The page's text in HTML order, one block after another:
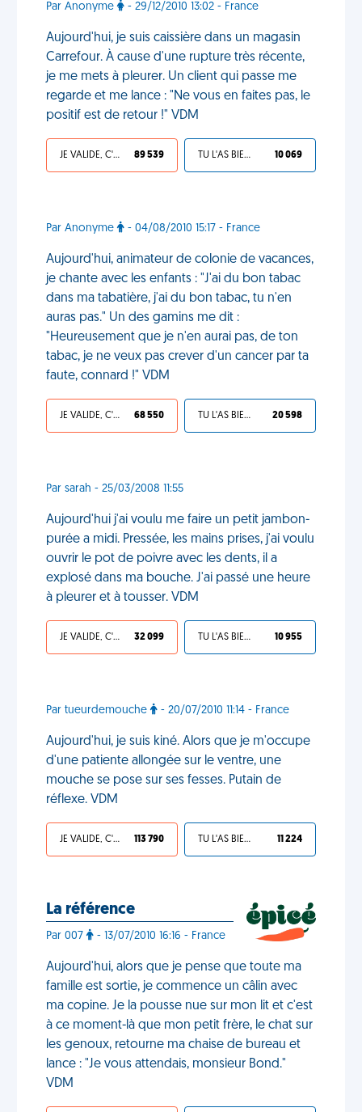
Par Anonyme - 29/12/2010 13:02 - France
Aujourd'hui, je suis caissière dans un magasin
Carrefour. À cause d'une rupture très récente,
je me mets à pleurer. Un client qui passe me
regarde et me lance : "Ne vous en faites pas, le
positif est de retour !" VDM
JE VALIDE, C'EST UNE VDM 89 539 TU L'AS BIEN MÉRITÉ 10 069
Par Anonyme - 04/08/2010 15:17 - France
Aujourd'hui, animateur de colonie de vacances,
je chante avec les enfants : "J'ai du bon tabac
dans ma tabatière, j'ai du bon tabac, tu n'en
auras pas." Un des gamins me dit :
"Heureusement que je n'en aurai pas, de ton
tabac, je ne veux pas crever d'un cancer par ta
faute, connard !" VDM
JE VALIDE, C'EST UNE VDM 68 550 TU L'AS BIEN MÉRITÉ 20 598
Par sarah - 25/03/2008 11:55
Aujourd'hui j'ai voulu me faire un petit jambon-
purée a midi. Pressée, les mains prises, j'ai voulu
ouvrir le pot de poivre avec les dents, il a
explosé dans ma bouche. J'ai passé une heure
à pleurer et à tousser. VDM
JE VALIDE, C'EST UNE VDM 32 099 TU L'AS BIEN MÉRITÉ 10 955
Par tueurdemouche - 20/07/2010 11:14 - France
Aujourd'hui, je suis kiné. Alors que je m'occupe
d'une patiente allongée sur le ventre, une
mouche se pose sur ses fesses. Putain de
réflexe. VDM
JE VALIDE, C'EST UNE VDM 113 790 TU L'AS BIEN MÉRITÉ 11 224
La référence
Par 007 - 13/07/2010 16:16 - France
Aujourd'hui, alors que je pense que toute ma
famille est sortie, je commence un câlin avec
ma copine. Je la pousse nue sur mon lit et c'est
à ce moment-là que mon petit frère, le chat sur
les genoux, retourne ma chaise de bureau et
lance : "Je vous attendais, monsieur Bond."
VDM